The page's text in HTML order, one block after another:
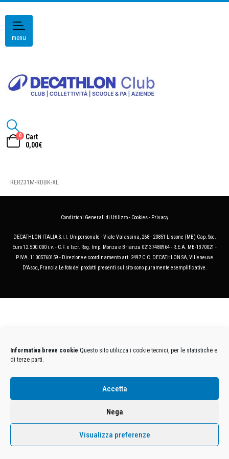
Informativa breve cookie Questo sito utilizza i cookie tecnici, per le statistiche e
di terze parti.
Accetta
Nega
Visualizza preferenze
menu
0
Cart
0,00€
RER231M-RDBK-XL
Condizioni Generali di Utilizzo- Cookies- Privacy
DECATHLON ITALIA S.r.l. Unipersonale - Viale Valassina, 268 - 20851 Lissone (MB) Cap. Soc.
Euro 12.500.000 i.v. - C.F. e Iscr. Reg. Imp. Monza e Brianza 02137480964 - R.E.A. MB-1370021 -
P.IVA. 11005760159 - Direzione e coordinamento art. 2497 C.C. DECATHLON SA, Villeneuve
D'Ascq, Francia Le foto dei prodotti presenti sul sito sono puramente esemplificative.